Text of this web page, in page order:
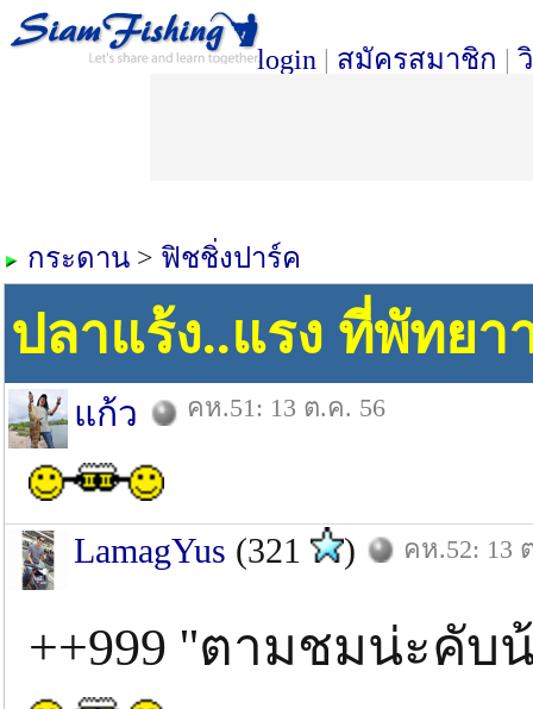
login | สมัครสมาชิก |
กระดาน > ฟิชชิ่งปาร์ค
ปลาแร้ง..แรง ที่พัทยา
แก้ว คห.51: 13 ต.ค. 56
LamagYus (321 ) คห.52: 13
++999 ''ตามชมน่ะคั